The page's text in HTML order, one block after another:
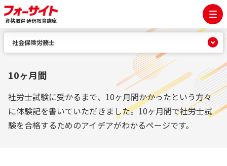
資格取得 通信教育講座
10ヶ月間
社労士試験に受かるまで、10ヶ月間かかったという方々
に体験記を書いていただきました。10ヶ月間で社労士試
験を合格するためのアイデアがわかるページです。
社会保険労務士